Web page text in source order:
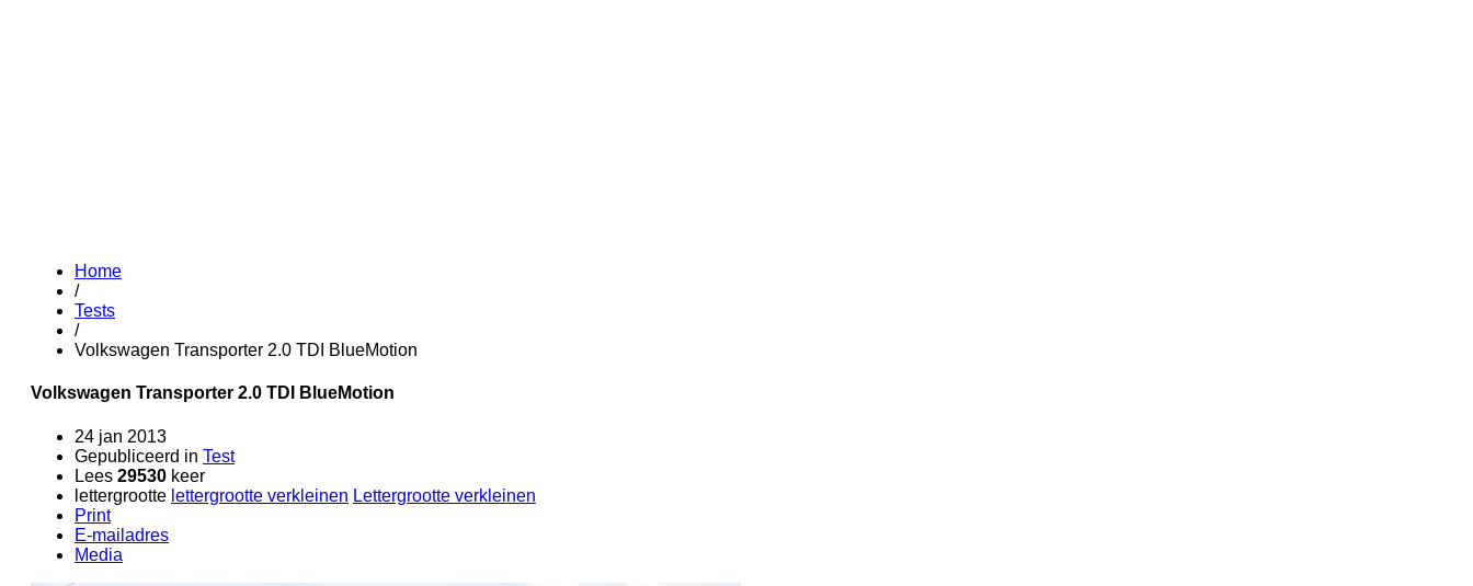
Home
/
Tests
/
Volkswagen Transporter 2.0 TDI BlueMotion
Volkswagen Transporter 2.0 TDI BlueMotion
24 jan 2013
Gepubliceerd in Test
Lees 29530 keer
lettergrootte lettergrootte verkleinen Lettergrootte verkleinen
Print
E-mailadres
Media